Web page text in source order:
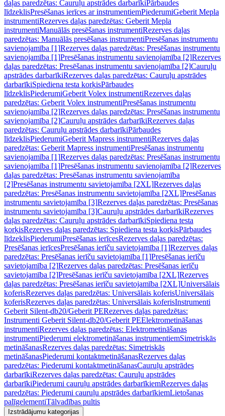
daļas paredzētas: Cauruļu apstrādes darbarīkiPārbaudes
līdzeklisPresēšanas ierīces ar instrumentiemPiederumiGeberit Mepla
instrumentiRezerves daļas paredzētas: Geberit Mepla
instrumentiManuālās presēšanas instrumentiRezerves daļas
paredzētas: Manuālās presēšanas instrumentiPresēšanas instrumentu
savienojamība [1]Rezerves daļas paredzētas: Presēšanas instrumentu
savienojamība [1]Presēšanas instrumentu savienojamība [2]Rezerves
daļas paredzētas: Presēšanas instrumentu savienojamība [2]Cauruļu
apstrādes darbarīkiRezerves daļas paredzētas: Cauruļu apstrādes
darbarīkiSpiediena testa korķisPārbaudes
līdzeklisPiederumiGeberit Volex instrumentiRezerves daļas
paredzētas: Geberit Volex instrumentiPresēšanas instrumentu
savienojamība [2]Rezerves daļas paredzētas: Presēšanas instrumentu
savienojamība [2]Cauruļu apstrādes darbarīkiRezerves daļas
paredzētas: Cauruļu apstrādes darbarīkiPārbaudes
līdzeklisPiederumiGeberit Mapress instrumentiRezerves daļas
paredzētas: Geberit Mapress instrumentiPresēšanas instrumentu
savienojamība [1]Rezerves daļas paredzētas: Presēšanas instrumentu
savienojamība [1]Presēšanas instrumentu savienojamība [2]Rezerves
daļas paredzētas: Presēšanas instrumentu savienojamība
[2]Presēšanas instrumentu savietojamība [2XL]Rezerves daļas
paredzētas: Presēšanas instrumentu savietojamība [2XL]Presēšanas
instrumentu savietojamība [3]Rezerves daļas paredzētas: Presēšanas
instrumentu savietojamība [3]Cauruļu apstrādes darbarīkiRezerves
daļas paredzētas: Cauruļu apstrādes darbarīkiSpiediena testa
korķisRezerves daļas paredzētas: Spiediena testa korķisPārbaudes
līdzeklisPiederumiPresēšanas ierīcesRezerves daļas paredzētas:
Presēšanas ierīcesPresēšanas ierīču savietojamība [1]Rezerves daļas
paredzētas: Presēšanas ierīču savietojamība [1]Presēšanas ierīču
savietojamība [2]Rezerves daļas paredzētas: Presēšanas ierīču
savietojamība [2]Presēšanas ierīču savietojamība [2XL]Rezerves
daļas paredzētas: Presēšanas ierīču savietojamība [2XL]Universālais
koferisRezerves daļas paredzētas: Universālais koferisUniversālais
koferisRezerves daļas paredzētas: Universālais koferisInstrumenti
Geberit Silent-db20/Geberit PERezerves daļas paredzētas:
Instrumenti Geberit Silent-db20/Geberit PEElektrometināšanas
instrumentiRezerves daļas paredzētas: Elektrometināšanas
instrumentiPiederumi elektrometināšanas instrumentiemSimetriskās
metināšanasRezerves daļas paredzētas: Simetriskās
metināšanasPiederumi kontaktmetināšanasRezerves daļas
paredzētas: Piederumi kontaktmetināšanasCauruļu apstrādes
darbarīkiRezerves daļas paredzētas: Cauruļu apstrādes
darbarīkiPiederumi cauruļu apstrādes darbarīkiemRezerves daļas
paredzētas: Piederumi cauruļu apstrādes darbarīkiemLietošanas
palīgelementiTālvadības pultis
Izstrādājumu kategorijas